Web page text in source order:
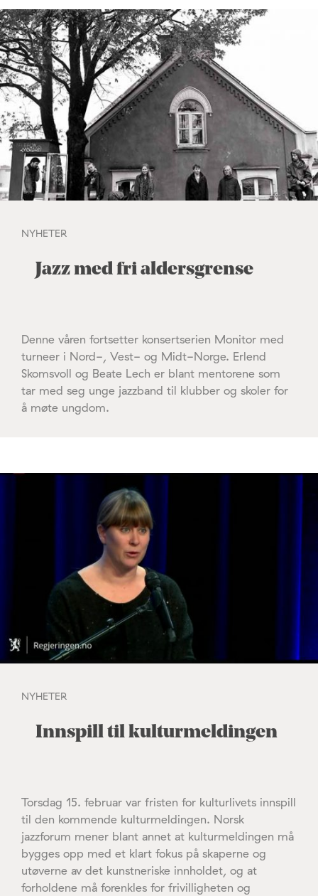
NYHETER
Jazz med fri aldersgrense
Denne våren fortsetter konsertserien Monitor med
turneer i Nord-, Vest- og Midt-Norge. Erlend
Skomsvoll og Beate Lech er blant mentorene som
tar med seg unge jazzband til klubber og skoler for
å møte ungdom.
NYHETER
Innspill til kulturmeldingen
Torsdag 15. februar var fristen for kulturlivets innspill
til den kommende kulturmeldingen. Norsk
jazzforum mener blant annet at kulturmeldingen må
bygges opp med et klart fokus på skaperne og
utøverne av det kunstneriske innholdet, og at
forholdene må forenkles for frivilligheten og